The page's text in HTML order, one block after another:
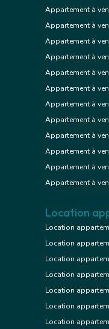
Appartement à
Appartement à
Appartement à
Appartement à
Appartement à
Appartement à
Appartement à
Appartement à
Appartement à
Appartement à
Appartement à
Appartement à
Location
Location
Location
Location
Location
Location
Location
Location